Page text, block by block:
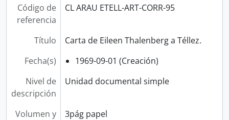
Código de
referencia
CL ARAU ETELL-ART-CORR-95
Título
Carta de Eileen Thalenberg a Téllez.
Fecha(s)
1969-09-01 (Creación)
Nivel de
descripción
Unidad documental simple
Volumen y
3pág papel